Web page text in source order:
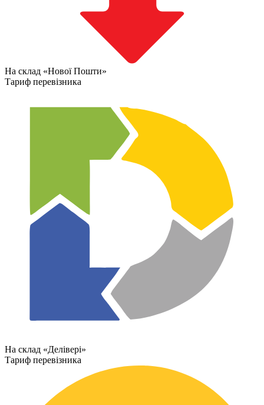
На склад «Нової Пошти»
Тариф перевізника
На склад «Делівері»
Тариф перевізника